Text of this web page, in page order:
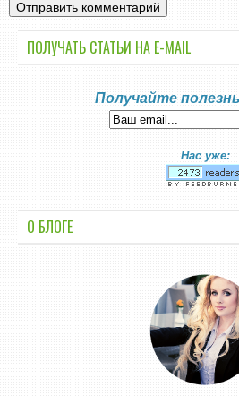
ПОЛУЧАТЬ СТАТЬИ НА E-MАIL
Получайте
Нас уже:
О БЛОГЕ